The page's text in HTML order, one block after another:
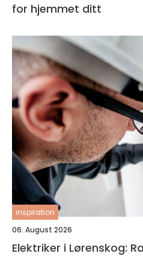
for hjemmet ditt
inspiration
06. August 2026
Elektriker i Lørenskog: